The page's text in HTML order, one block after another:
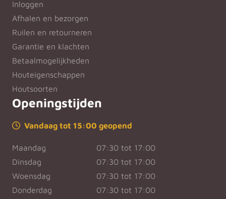
Inloggen
Afhalen en bezorgen
Ruilen en retourneren
Garantie en klachten
Betaalmogelijkheden
Houteigenschappen
Houtsoorten
Openingstijden
Vandaag tot 15:00 geopend
Maandag
07:30 tot 17:00
Dinsdag
07:30 tot 17:00
Woensdag
07:30 tot 17:00
Donderdag
07:30 tot 17:00